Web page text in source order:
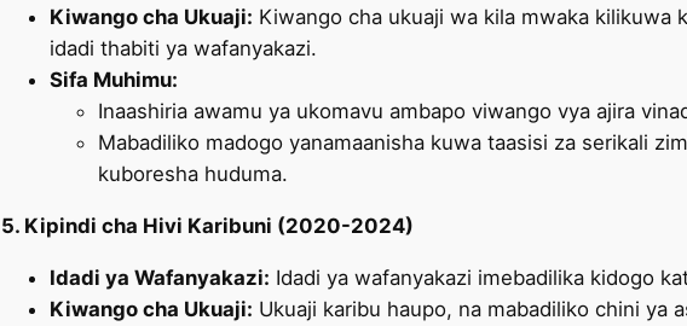
Kiwango cha Ukuaji: Kiwango cha ukuaji wa kila mwaka kilikuwa
idadi thabiti ya wafanyakazi.
Sifa Muhimu:
Inaashiria awamu ya ukomavu ambapo viwango vya ajira
Mabadiliko madogo yanamaanisha kuwa taasisi za serikali
kuboresha huduma.
5. Kipindi cha Hivi Karibuni (2020-2024)
Idadi ya Wafanyakazi: Idadi ya wafanyakazi imebadilika kidogo
Kiwango cha Ukuaji: Ukuaji karibu haupo, na mabadiliko chini ya